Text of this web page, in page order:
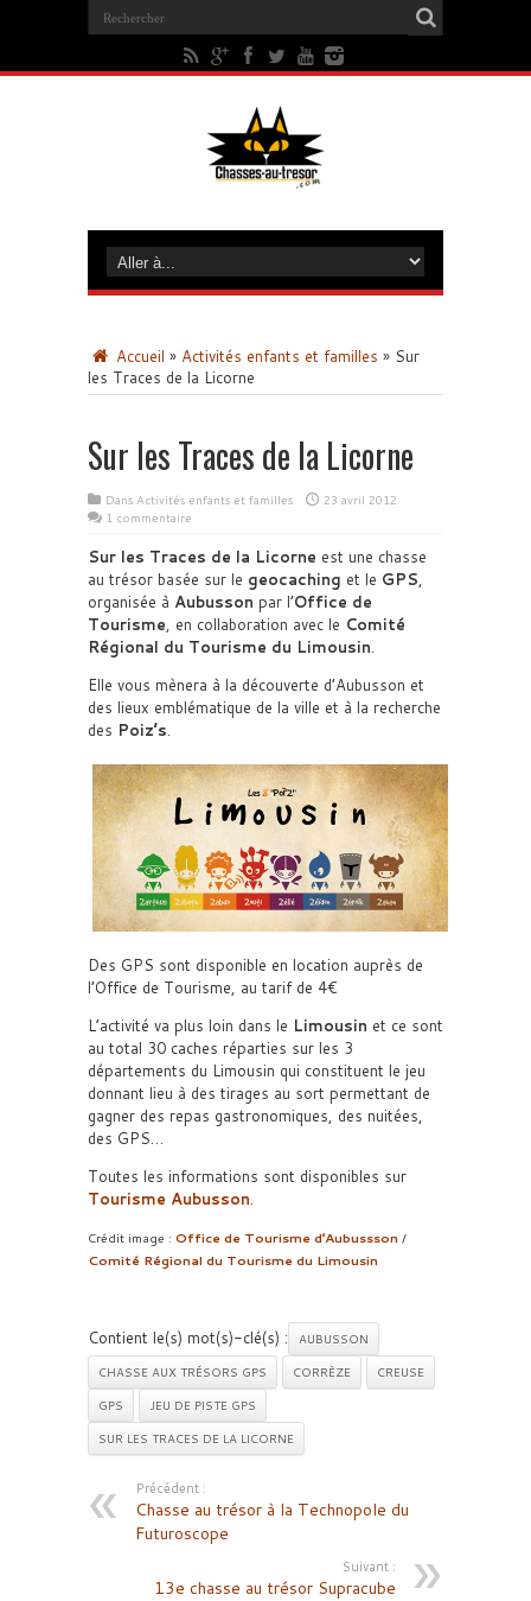
Accueil » Activités enfants et familles » Sur
les Traces de la Licorne
Sur les Traces de la Licorne
Dans Activités enfants et familles
23 avril 2012
1 commentaire
Sur les Traces de la Licorne est une chasse
au trésor basée sur le geocaching et le GPS,
organisée à Aubusson par l’Office de
Tourisme, en collaboration avec le Comité
Régional du Tourisme du Limousin.
Elle vous mènera à la découverte d’Aubusson et
des lieux emblématique de la ville et à la recherche
des Poiz’s.
Des GPS sont disponible en location auprès de
l’Office de Tourisme, au tarif de 4€
L’activité va plus loin dans le Limousin et ce sont
au total 30 caches réparties sur les 3
départements du Limousin qui constituent le jeu
donnant lieu à des tirages au sort permettant de
gagner des repas gastronomiques, des nuitées,
des GPS…
Toutes les informations sont disponibles sur
Tourisme Aubusson.
Crédit image : Office de Tourisme d’Aubussson /
Comité Régional du Tourisme du Limousin
Contient le(s) mot(s)-clé(s) :
AUBUSSON
CHASSE AUX TRÉSORS GPS
CORRÈZE
CREUSE
GPS
JEU DE PISTE GPS
SUR LES TRACES DE LA LICORNE
Précédent :
Chasse au trésor à la Technopole du
Futuroscope
Suivant :
13e chasse au trésor Supracube